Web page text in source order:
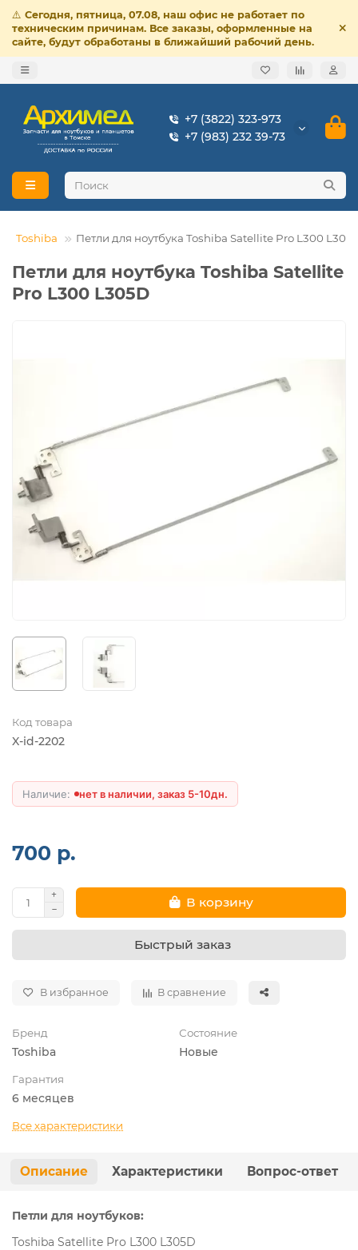
⚠️ Сегодня, пятница, 07.08, наш офис не работает по
техническим причинам. Все заказы, оформленные на
сайте, будут обработаны в ближайший рабочий день.
+7 (3822) 323-973
+7 (983) 232 39-73
Toshiba Петли для ноутбука Toshiba Satellite Pro L300
Петли для ноутбука Toshiba Satellite
Pro L300 L305D
Код товара
X-id-2202
нет в наличии, заказ 5-10дн.
700 р.
В корзину
Быстрый заказ
В избранное В сравнение
Бренд
Toshiba
Состояние
Новые
Гарантия
6 месяцев
Все характеристики
Описание Характеристики Вопрос-ответ
Петли для ноутбуков:
Toshiba Satellite Pro L300 L305D